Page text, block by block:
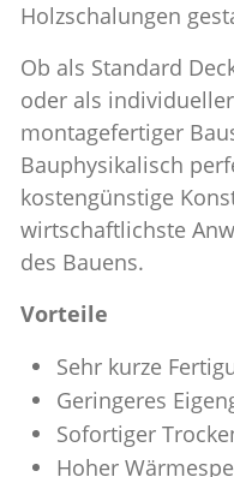
Holzschalungen
Ob als Standard
oder als
montagefertiger
Bauphysikalisch
kostengünstige
wirtschaftlichste
des Bauens.
Vorteile
Sehr kurze
Geringeres
Sofortiger
Hoher